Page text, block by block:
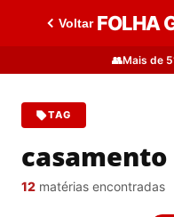
Voltar FOLHA
👥Mais de
TAG
casamento
12 matérias encontradas